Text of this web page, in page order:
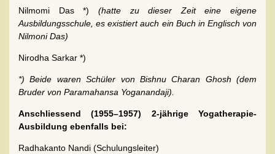
Nilmomi Das *) (hatte zu dieser Zeit eine eigene
Ausbildungsschule, es existiert auch ein Buch in Englisch von
Nilmoni Das)
Nirodha Sarkar *)
*) Beide waren Schüler von Bishnu Charan Ghosh (dem
Bruder von Paramahansa Yoganandaji).
Anschliessend (1955–1957) 2-jährige Yogatherapie-
Ausbildung ebenfalls bei:
Radhakanto Nandi (Schulungsleiter)